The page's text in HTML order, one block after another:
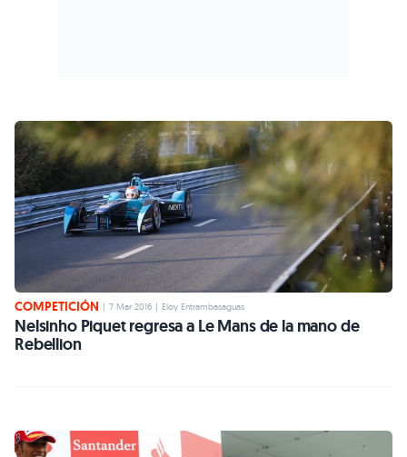
COMPETICIÓN | 7 Mar 2016 | Eloy Entrambasaguas
Nelsinho Piquet regresa a Le Mans de la mano de
Rebellion